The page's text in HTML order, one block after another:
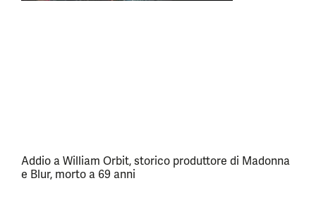
Addio a William Orbit, storico produttore di Madonna
e Blur, morto a 69 anni